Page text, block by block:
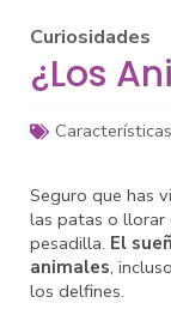
Curiosidades
¿Los
Seguro que has
las patas o llorar
pesadilla. El
animales,
los delfines.